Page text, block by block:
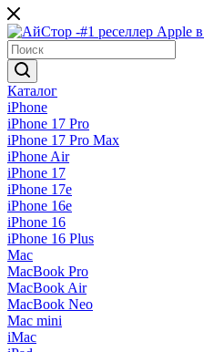
Каталог
iPhone
iPhone 17 Pro
iPhone 17 Pro Max
iPhone Air
iPhone 17
iPhone 17e
iPhone 16e
iPhone 16
iPhone 16 Plus
Mac
MacBook Pro
MacBook Air
MacBook Neo
Mac mini
iMac